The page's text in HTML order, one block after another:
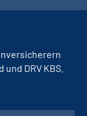
DRV KBS.